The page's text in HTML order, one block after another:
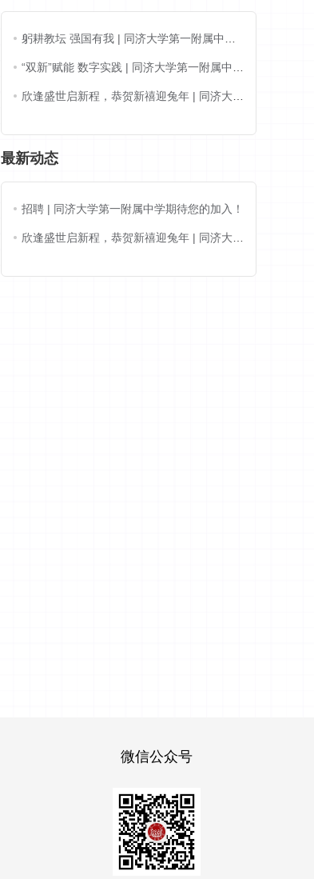
躬耕教坛 强国有我 | 同济大学第一附属中学
举办教师节主题庆祝活动
“双新”赋能 数字实践 | 同济大学第一附属中学
与上海联通联建共建活动之“上海城市数字化
欣逢盛世启新程，恭贺新禧迎兔年 | 同济大学
最新动态
招聘 | 同济大学第一附属中学期待您的加入！
欣逢盛世启新程，恭贺新禧迎兔年 | 同济大学
微信公众号